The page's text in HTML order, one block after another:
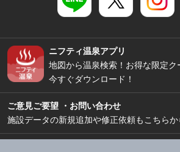
ニフティ温泉アプリ
地図から温泉検索！お得な限定ク
今すぐダウンロード！
ご意見ご要望 ・お問い合わせ
施設データの新規追加や修正依頼もこちらか